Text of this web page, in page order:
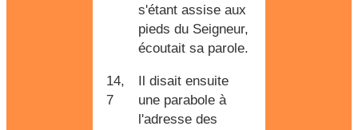
s'étant assise aux
pieds du Seigneur,
écoutait sa parole.
14,
7
Il disait ensuite
une parabole à
l'adresse des